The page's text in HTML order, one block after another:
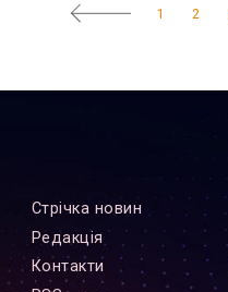
1 2
Стрiчка новин
Редакцiя
Контакти